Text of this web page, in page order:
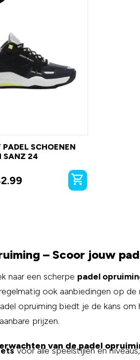
PADEL SCHOENEN
SANZ 24
– Scoor jouw
naar een scherpe padel
ook aanbiedingen op
opruiming biedt je de kans
prijzen.
van de padel
voor alle speelstijlen en